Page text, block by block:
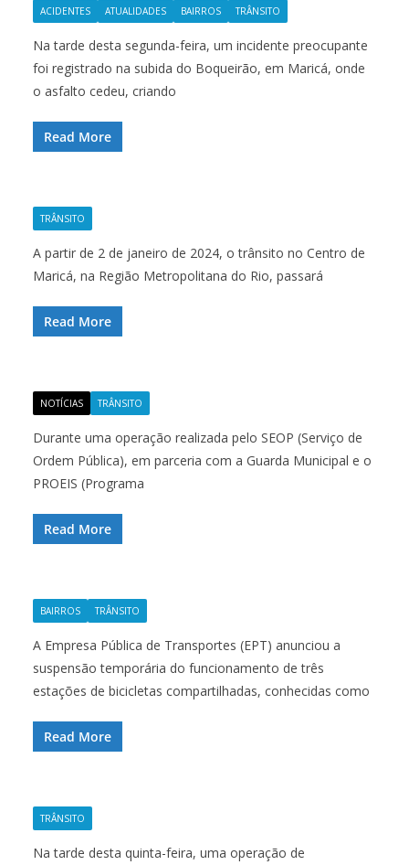
ACIDENTES ATUALIDADES BAIRROS TRÂNSITO
Na tarde desta segunda-feira, um incidente preocupante
foi registrado na subida do Boqueirão, em Maricá, onde
o asfalto cedeu, criando
Read More
TRÂNSITO
A partir de 2 de janeiro de 2024, o trânsito no Centro de
Maricá, na Região Metropolitana do Rio, passará
Read More
NOTÍCIAS TRÂNSITO
Durante uma operação realizada pelo SEOP (Serviço de
Ordem Pública), em parceria com a Guarda Municipal e o
PROEIS (Programa
Read More
BAIRROS TRÂNSITO
A Empresa Pública de Transportes (EPT) anunciou a
suspensão temporária do funcionamento de três
estações de bicicletas compartilhadas, conhecidas como
Read More
TRÂNSITO
Na tarde desta quinta-feira, uma operação de